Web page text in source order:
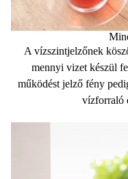
A vízszintjelzőnek
mennyi vizet készül
működést jelző fény
vízforraló